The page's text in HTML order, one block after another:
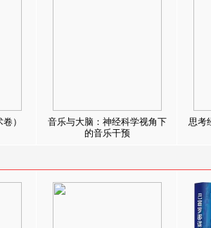
）
音乐与大脑：神经科学视角下
的音乐干预
思考